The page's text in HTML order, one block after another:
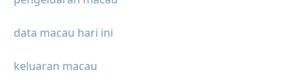
data macau hari ini
keluaran macau